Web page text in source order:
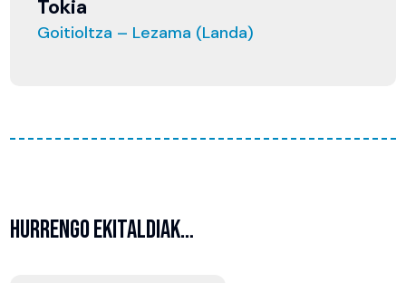
HURRENGO EKITALDIAK…
Tokia
Goitioltza – Lezama (Landa)